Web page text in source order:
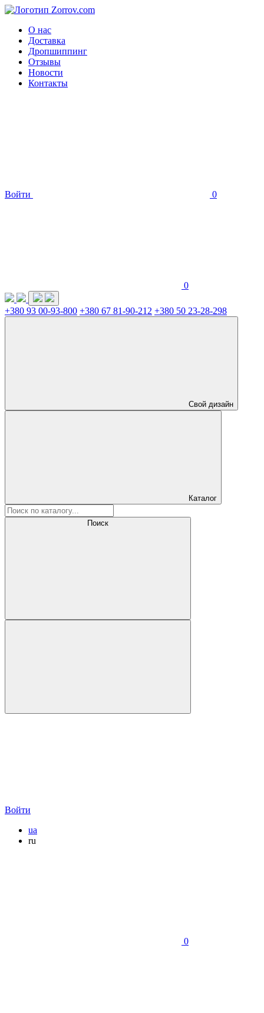
О нас
Доставка
Дропшиппинг
Отзывы
Новости
Контакты
Войти 0
0
+380 93 00-93-800 +380 67 81-90-212 +380 50 23-28-298
Свой дизайн
Каталог
Поиск
Войти
ua
ru
0